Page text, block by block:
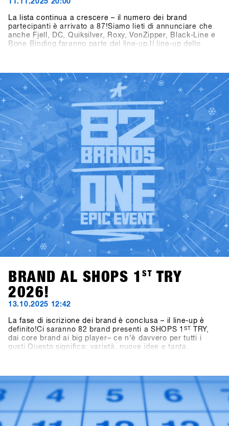
11.11.2025 20:00
La lista continua a crescere – il numero dei brand
partecipanti è arrivato a 87!Siamo lieti di annunciare che
anche Fjell, DC, Quiksilver, Roxy, VonZipper, Black-Line e
Bone Binding faranno parte del line-up.Il line-up dello
presenti al SHOPS 1
TRY 2026!👉 Scopri tutti i brand
partecipanti nella Brandlist aggiornata.
BRAND AL SHOPS 1 ST TRY
2026!
13.10.2025 12:42
La fase di iscrizione dei brand è conclusa – il line-up è
definito!Ci saranno 82 brand presenti a SHOPS 1 ST
TRY,
dai core brand ai big player– ce n’è davvero per tutti i
gusti.Questo significa: varietà, nuove idee e tanta